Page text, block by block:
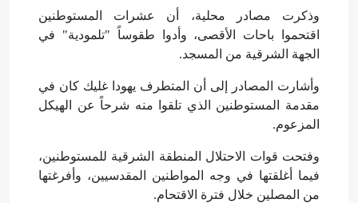
وذكرت مصادر محلية، أن عشرات المستوطنين
اقتحموا باحات الأقصى، وأدوا طقوساً "تلمودية" في
الجهة الشرقية من المسجد.
وأشارت المصادر إلى أن المتطرف يهودا غليك كان في
مقدمة المستوطنين الذي تلقوا منه شرحاً عن الهيكل
المزعوم.
وفتحت قوات الاحتلال المنطقة الشرقية للمستوطنين،
فيما أغلقتها في وجه المواطنين المقدسيين، وأفرغتها
من المصلين خلال فترة الاقتحام.